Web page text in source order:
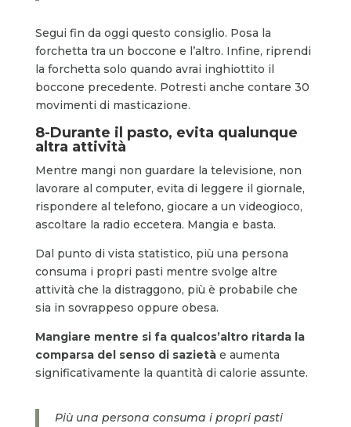
Segui fin da oggi questo consiglio. Posa la
forchetta tra un boccone e l’altro. Infine, riprendi
la forchetta solo quando avrai inghiottito il
boccone precedente. Potresti anche contare 30
movimenti di masticazione.
8-Durante il pasto, evita qualunque
altra attività
Mentre mangi non guardare la televisione, non
lavorare al computer, evita di leggere il giornale,
rispondere al telefono, giocare a un videogioco,
ascoltare la radio eccetera. Mangia e basta.
Dal punto di vista statistico, più una persona
consuma i propri pasti mentre svolge altre
attività che la distraggono, più è probabile che
sia in sovrappeso oppure obesa.
Mangiare mentre si fa qualcos’altro ritarda la
comparsa del senso di sazietà e aumenta
significativamente la quantità di calorie assunte.
Più una persona consuma i propri pasti